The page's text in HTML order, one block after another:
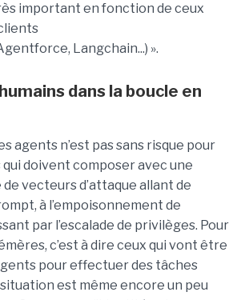
important en fonction de ceux
Langchain...) ».
dans la boucle en
agents n’est pas sans risque pour
doivent composer avec une
vecteurs d’attaque allant de
à l’empoisonnement de
par l’escalade de privilèges. Pour
c’est à dire ceux qui vont être
pour effectuer des tâches
est même encore un peu